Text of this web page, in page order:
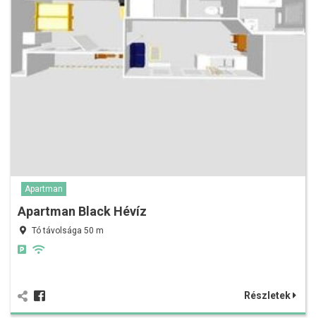
Apartman
Apartman Black Hévíz
Tó távolsága 50 m
Részletek